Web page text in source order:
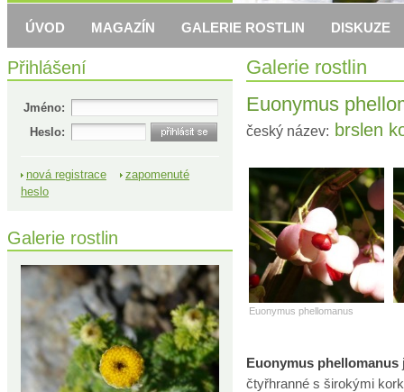
Galerie rostlin
Euonymus
český název: brslen
Euonymus phellomanus
Euonymus phellomanus
čtyřhranné s širokými
Přihlášení
Jméno:
Heslo:
nová registrace
zapomenuté
heslo
Galerie rostlin
ÚVOD MAGAZÍN GALERIE ROSTLIN DISKUZE